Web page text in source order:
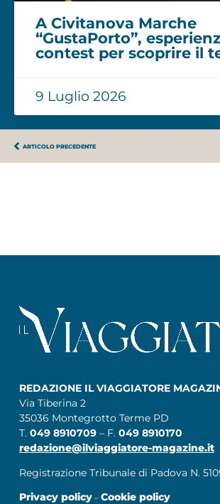
A Civitanova Marche
“GustaPorto”,
contest per scoprire il
9 Luglio 2026
ARTICOLO PRECEDENTE
REDAZIONE IL VIAGGIATORE
Via Tiberina 2
35036 Montegrotto Terme PD
T. 049 8910709 – F. 049 8910170
redazione@ilviaggiatore-magazine.it
Registrazione Tribunale di Padova N.
Privacy policy– Cookie policy